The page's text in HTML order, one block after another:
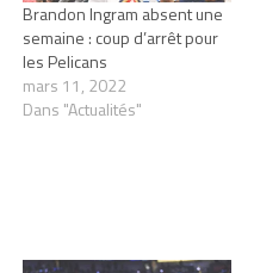
Brandon Ingram absent une
semaine : coup d’arrêt pour
les Pelicans
mars 11, 2022
Dans "Actualités"